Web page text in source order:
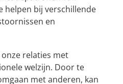
helpen bij verschillende
en
relaties met
welzijn. Door te
met anderen, kan